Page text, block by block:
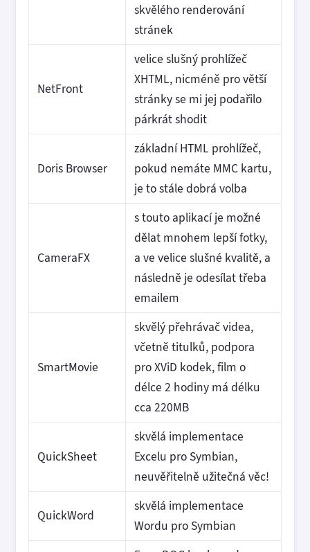
skvělého renderování
stránek
NetFront
velice slušný prohlížeč
XHTML, nicméně pro větší
stránky se mi jej podařilo
párkrát shodit
Doris Browser
základní HTML prohlížeč,
pokud nemáte MMC kartu,
je to stále dobrá volba
CameraFX
s touto aplikací je možné
dělat mnohem lepší fotky,
a ve velice slušné kvalitě, a
následně je odesílat třeba
emailem
SmartMovie
skvělý přehrávač videa,
včetně titulků, podpora
pro XViD kodek, film o
délce 2 hodiny má délku
cca 220MB
QuickSheet
skvělá implementace
Excelu pro Symbian,
neuvěřitelně užitečná věc!
QuickWord
skvělá implementace
Wordu pro Symbian